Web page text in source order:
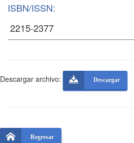
ISBN/ISSN:
Descargar archivo: Descargar
Regresar